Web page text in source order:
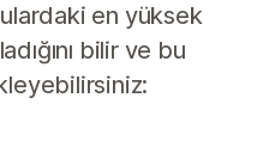
en yüksek
bilir ve bu